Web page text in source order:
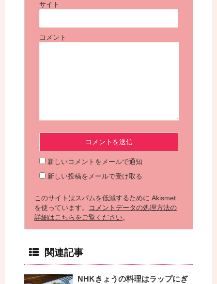
サイト
コメント
新しいコメントをメールで通知
新しい投稿をメールで受け取る
このサイトはスパムを低減するために Akismet
を使っています。
コメントデータの処理方法の
詳細はこちらをご覧ください。
関連記事
NHKきょうの料理はラップにぎ